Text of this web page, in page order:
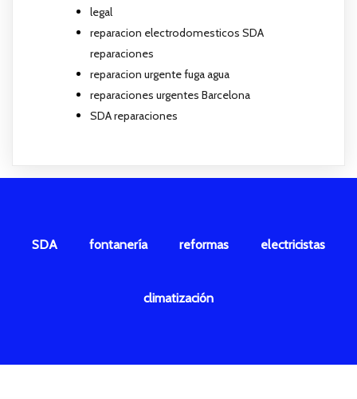
legal
reparacion electrodomesticos SDA
reparaciones
reparacion urgente fuga agua
reparaciones urgentes Barcelona
SDA reparaciones
SDA fontanería reformas electricistas
climatización